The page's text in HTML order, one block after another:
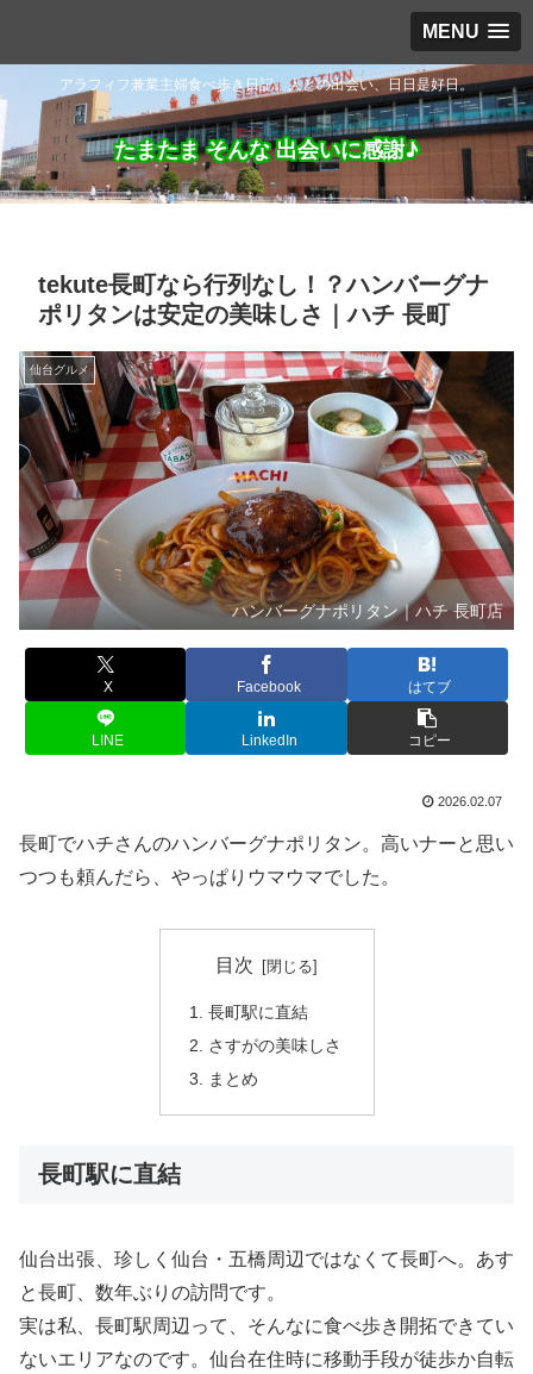
MENU
アラフィフ兼業主婦食べ歩き日記。人との出会い、日日是好日。
たまたま そんな 出会いに感謝♪
tekute長町なら行列なし！？ハンバーグナ
ポリタンは安定の美味しさ｜ハチ 長町
仙台グルメ
ハンバーグナポリタン｜ハチ 長町店
X Facebook はてブ
LINE LinkedIn コピー
2026.02.07
長町でハチさんのハンバーグナポリタン。高いナーと思い
つつも頼んだら、やっぱりウマウマでした。
目次
長町駅に直結
さすがの美味しさ
まとめ
長町駅に直結
仙台出張、珍しく仙台・五橋周辺ではなくて長町へ。あす
と長町、数年ぶりの訪問です。
実は私、長町駅周辺って、そんなに食べ歩き開拓できてい
ないエリアなのです。仙台在住時に移動手段が徒歩か自転